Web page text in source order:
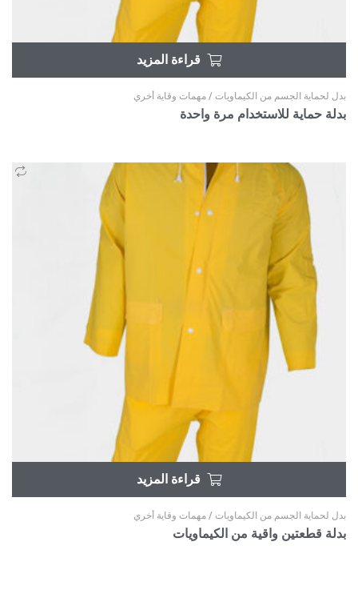
قراءة المزيد
بدل لحماية الجسم من الكيماويات / مهمات وقاية أخري
بدلة حماية للاستخدام مرة واحدة
قراءة المزيد
بدل لحماية الجسم من الكيماويات / مهمات وقاية أخري
بدلة قطعتين واقية من الكيماويات